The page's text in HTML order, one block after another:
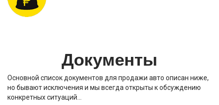
Документы
Основной список документов для продажи авто описан ниже,
но бывают исключения и мы всегда открыты к обсуждению
конкретных ситуаций…